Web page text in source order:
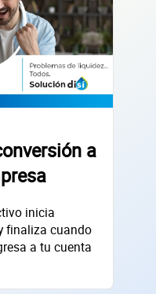
a
inicia
finaliza cuando
a tu cuenta
de